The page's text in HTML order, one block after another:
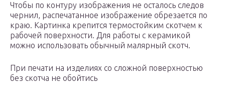
Чтобы по контуру изображения не осталось следов
чернил, распечатанное изображение обрезается по
краю. Картинка крепится термостойким скотчем к
рабочей поверхности. Для работы с керамикой
можно использовать обычный малярный скотч.
При печати на изделиях со сложной поверхностью
без скотча не обойтись